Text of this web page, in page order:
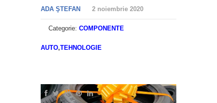
ADA ŞTEFAN 2 noiembrie 2020
Categorie: COMPONENTE
AUTO,TEHNOLOGIE